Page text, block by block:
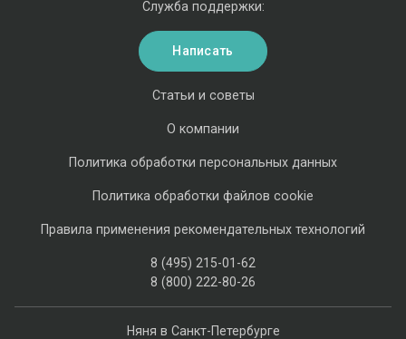
Няня в Санкт-Петербурге
Статьи и советы
О компании
Политика обработки персональных данных
Политика обработки файлов cookie
Правила применения рекомендательных технологий
8 (495) 215-01-62
8 (800) 222-80-26
Служба поддержки:
Написать